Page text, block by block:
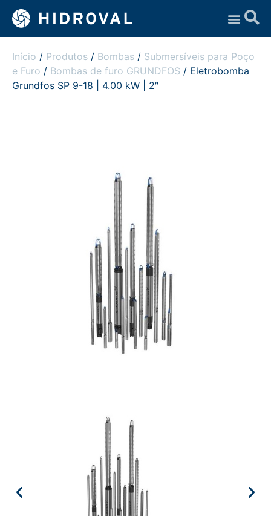
Início / Produtos / Bombas / Submersíveis para Poço
e Furo / Bombas de furo GRUNDFOS / Eletrobomba
Grundfos SP 9-18 | 4.00 kW | 2″